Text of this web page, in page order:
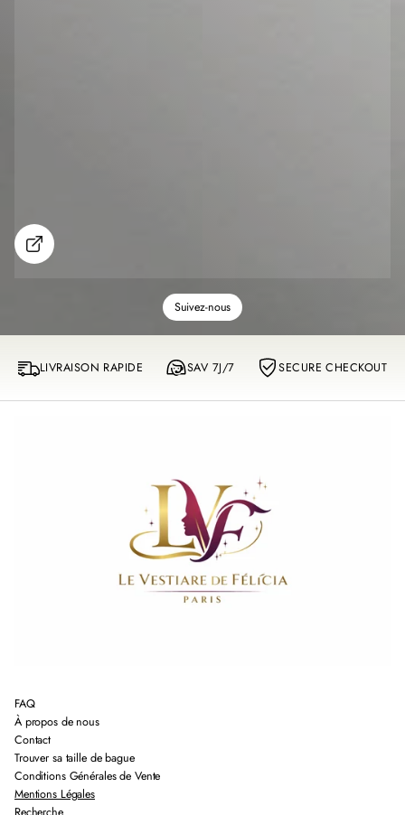
m
o
Suivez-nous
LIVRAISON RAPIDE SAV 7J/7 SECURE CHECKOUT
FAQ
À propos de nous
Contact
Trouver sa taille de bague
Conditions Générales de Vente
Mentions Légales